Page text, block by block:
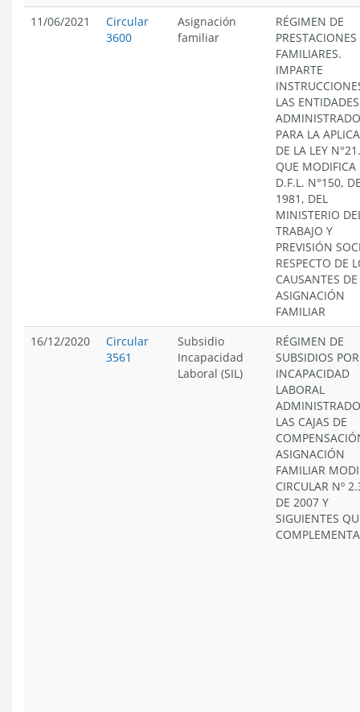
11/06/2021
Circular
3600
Asignación
familiar
RÉGIMEN DE
PRESTACIONES
FAMILIARES.
IMPARTE
LAS ENTIDADES
PARA LA
DE LA LEY
QUE MODIFICA
D.F.L. N°150,
1981, DEL
MINISTERIO
TRABAJO Y
PREVISIÓN
RESPECTO DE
CAUSANTES DE
ASIGNACIÓN
FAMILIAR
16/12/2020
Circular
3561
Subsidio
Incapacidad
Laboral (SIL)
RÉGIMEN DE
SUBSIDIOS POR
INCAPACIDAD
LABORAL
LAS CAJAS DE
ASIGNACIÓN
FAMILIAR
CIRCULAR Nº
DE 2007 Y
SIGUIENTES